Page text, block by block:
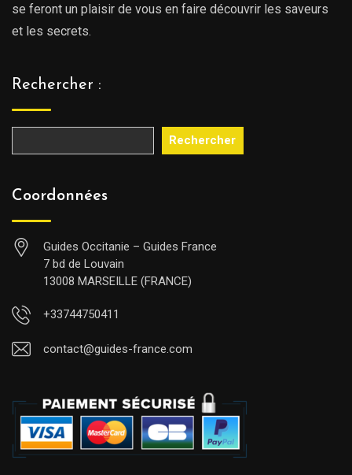
se feront un plaisir de vous en faire découvrir les saveurs
et les secrets.
Rechercher :
Rechercher
Coordonnées
Guides Occitanie – Guides France
7 bd de Louvain
13008 MARSEILLE (FRANCE)
+33744750411
contact@guides-france.com